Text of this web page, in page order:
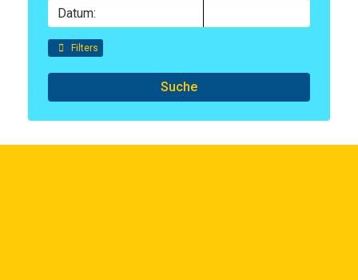
Filters
Suche